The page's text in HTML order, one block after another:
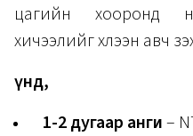
цагийн хооронд
хичээлийг хүлээн авч
Үүнд,
1-2 дугаар анги–